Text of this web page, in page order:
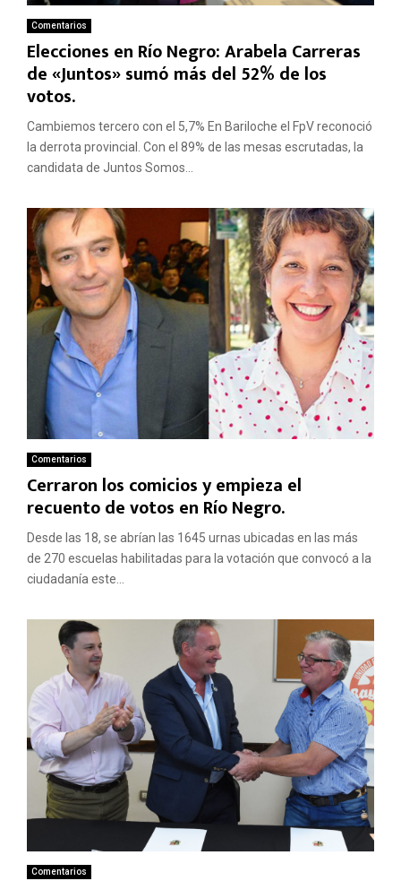
Comentarios
Elecciones en Río Negro: Arabela Carreras
de «Juntos» sumó más del 52% de los
votos.
Cambiemos tercero con el 5,7% En Bariloche el FpV reconoció
la derrota provincial. Con el 89% de las mesas escrutadas, la
candidata de Juntos Somos...
Comentarios
Cerraron los comicios y empieza el
recuento de votos en Río Negro.
Desde las 18, se abrían las 1645 urnas ubicadas en las más
de 270 escuelas habilitadas para la votación que convocó a la
ciudadanía este...
Comentarios